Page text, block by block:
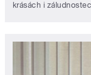
krásách i